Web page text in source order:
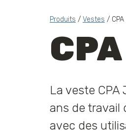
Produits / Vestes /
La veste
ans de travail
avec des